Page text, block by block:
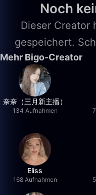
Noch
Dieser Creator
gespeichert.
Mehr Bigo-Creator
奈奈（三月新主播）
134 Aufnahmen
Eliss
168 Aufnahmen